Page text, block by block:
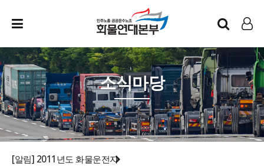
인트라넷
LOG IN
소식마당
[알림] 2011년도 화물운전자